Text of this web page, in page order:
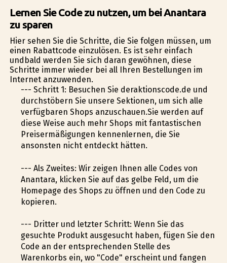
Lernen Sie Code zu nutzen, um bei Anantara
zu sparen
Hier sehen Sie die Schritte, die Sie folgen müssen, um
einen Rabattcode einzulösen. Es ist sehr einfach
undbald werden Sie sich daran gewöhnen, diese
Schritte immer wieder bei all Ihren Bestellungen im
Internet anzuwenden.
--- Schritt 1: Besuchen Sie deraktionscode.de und
durchstöbern Sie unsere Sektionen, um sich alle
verfügbaren Shops anzuschauen.Sie werden auf
diese Weise auch mehr Shops mit fantastischen
Preisermäßigungen kennenlernen, die Sie
ansonsten nicht entdeckt hätten.
--- Als Zweites: Wir zeigen Ihnen alle Codes von
Anantara, klicken Sie auf das gelbe Feld, um die
Homepage des Shops zu öffnen und den Code zu
kopieren.
--- Dritter und letzter Schritt: Wenn Sie das
gesuchte Produkt ausgesucht haben, fügen Sie den
Code an der entsprechenden Stelle des
Warenkorbs ein, wo "Code" erscheint und fangen